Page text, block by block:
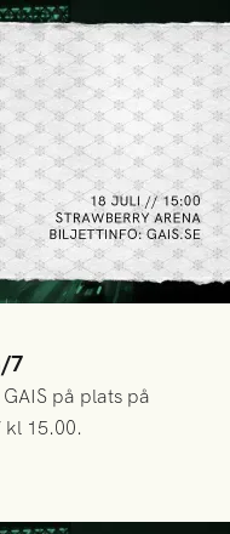
7
på plats på
kl 15.00.